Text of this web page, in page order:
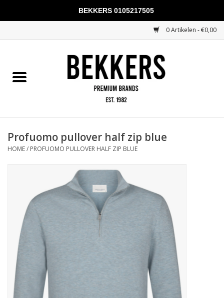
0 Artikelen - €0,00
Mannen
KADOBONNEN
Profuomo pullover half zip blue
HOME/ PROFUOMO PULLOVER HALF ZIP BLUE
BEKKERS 0105217505